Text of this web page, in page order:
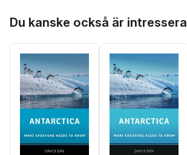
Du kanske också är